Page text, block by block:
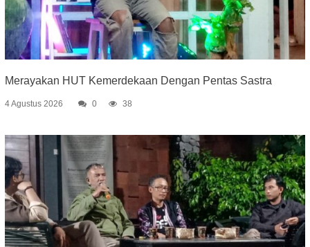
Merayakan HUT Kemerdekaan Dengan Pentas Sastra
4 Agustus 2026 0 38